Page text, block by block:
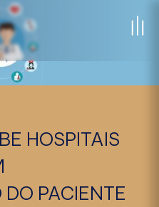
HOSPITAIS
PACIENTE